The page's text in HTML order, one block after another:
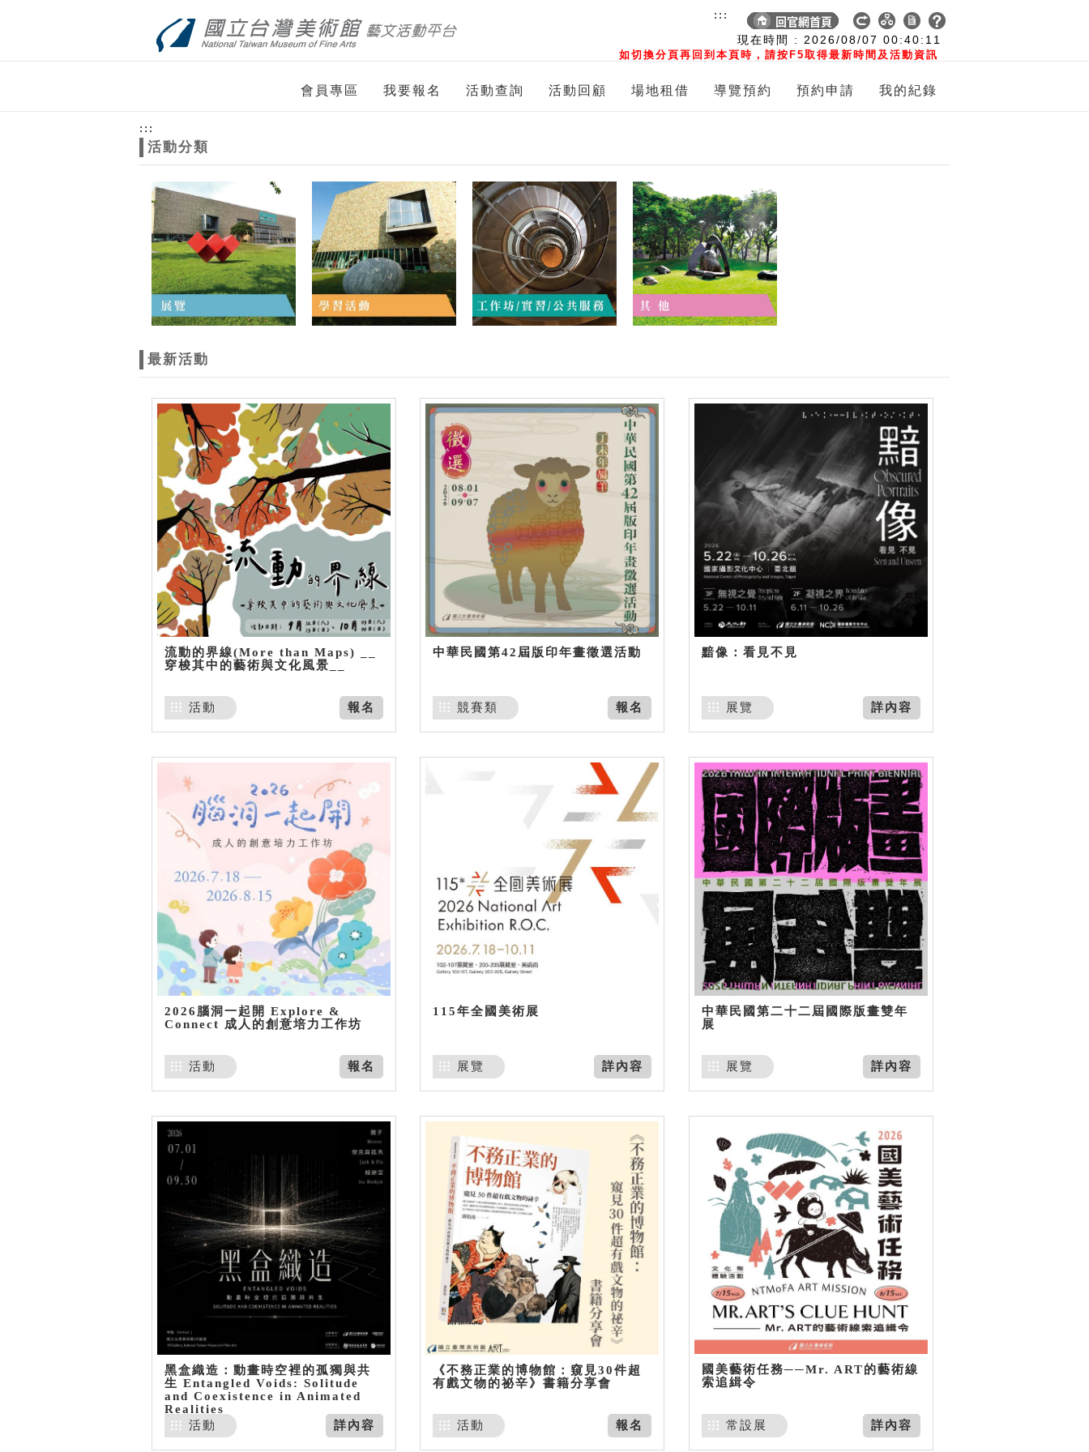
現在時間 : 2026/08/07 00:40:12
如切換分頁再回到本頁時，請按F5取得最新時間及活動資訊
:::
會員專區 我要報名 活動查詢 活動回顧 場地租借 導覽預約 預約申請 我的紀錄
:::
活動分類
最新活動
流動的界線(More than Maps) __
穿梭其中的藝術與文化風景__
報名
活動
中華民國第42屆版印年畫徵選活動
報名
競賽類
黯像：看見不見
詳內容
展覽
2026腦洞一起開 Explore &
Connect 成人的創意培力工作坊
報名
活動
115年全國美術展
詳內容
展覽
中華民國第二十二屆國際版畫雙年
展
詳內容
展覽
黑盒織造：動畫時空裡的孤獨與共
生 Entangled Voids: Solitude
and Coexistence in Animated
Realities
詳內容
活動
《不務正業的博物館：窺見30件超
有戲文物的祕辛》書籍分享會
報名
活動
國美藝術任務──Mr. ART的藝術線
索追緝令
詳內容
常設展